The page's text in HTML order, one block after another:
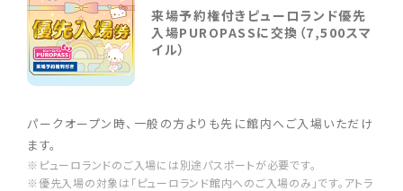
来場予約権付きピューロランド優先
入場PUROPASSに交換（7,500スマ
イル）
パークオープン時、一般の方よりも先に館内へご入場いただけ
ます。
※ピューロランドのご入場には別途パスポートが必要です。
※優先入場の対象は「ピューロランド館内へのご入場のみ」です。アトラ